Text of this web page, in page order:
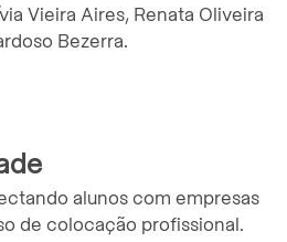
Vieira Aires, Renata Oliveira
Bezerra.
alunos com empresas
de colocação profissional.